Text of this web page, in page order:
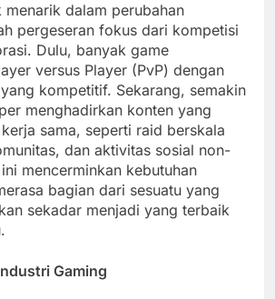
menarik dalam perubahan
pergeseran fokus dari kompetisi
Dulu, banyak game
versus Player (PvP) dengan
kompetitif. Sekarang, semakin
menghadirkan konten yang
sama, seperti raid berskala
dan aktivitas sosial non-
mencerminkan kebutuhan
bagian dari sesuatu yang
sekadar menjadi yang terbaik
Gaming